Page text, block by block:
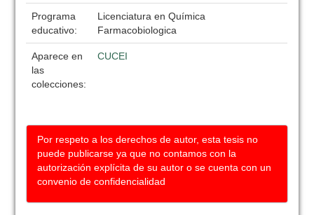
Programa
educativo:
Licenciatura en Química
Farmacobiologica
Aparece en
las
colecciones:
CUCEI
Por respeto a los derechos de autor, esta tesis no
puede publicarse ya que no contamos con la
autorización explícita de su autor o se cuenta con un
convenio de confidencialidad